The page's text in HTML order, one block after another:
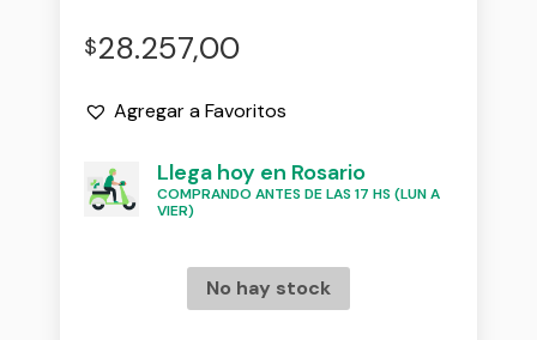
$28.257,00
Agregar a Favoritos
Llega hoy en Rosario
COMPRANDO ANTES DE LAS 17 HS (LUN A
VIER)
No hay stock